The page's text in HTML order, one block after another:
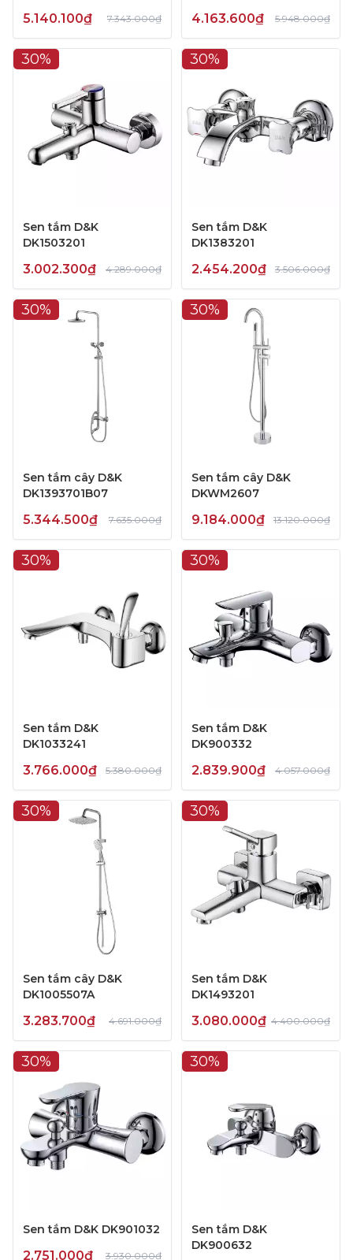
5.140.100₫ 7.343.000₫ 4.163.600₫ 5.948.000₫
30%
Sen tắm D&K
DK1503201
3.002.300₫ 4.289.000₫
30%
Sen tắm D&K
DK1383201
2.454.200₫ 3.506.000₫
30%
Sen tắm cây D&K
DK1393701B07
5.344.500₫ 7.635.000₫
30%
Sen tắm cây D&K
DKWM2607
9.184.000₫ 13.120.000₫
30%
Sen tắm D&K
DK1033241
3.766.000₫ 5.380.000₫
30%
Sen tắm D&K
DK900332
2.839.900₫ 4.057.000₫
30%
Sen tắm cây D&K
DK1005507A
3.283.700₫ 4.691.000₫
30%
Sen tắm D&K
DK1493201
3.080.000₫ 4.400.000₫
30%
Sen tắm D&K DK901032
2.751.000₫ 3.930.000₫
30%
Sen tắm D&K
DK900632